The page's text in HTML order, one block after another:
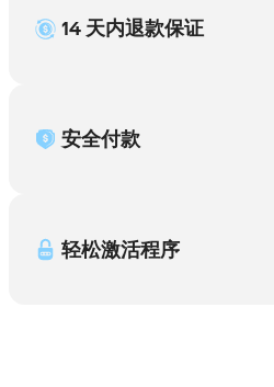
14 天内退款保证
安全付款
轻松激活程序